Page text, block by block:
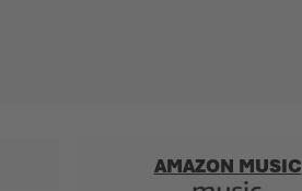
AMAZON MUSIC